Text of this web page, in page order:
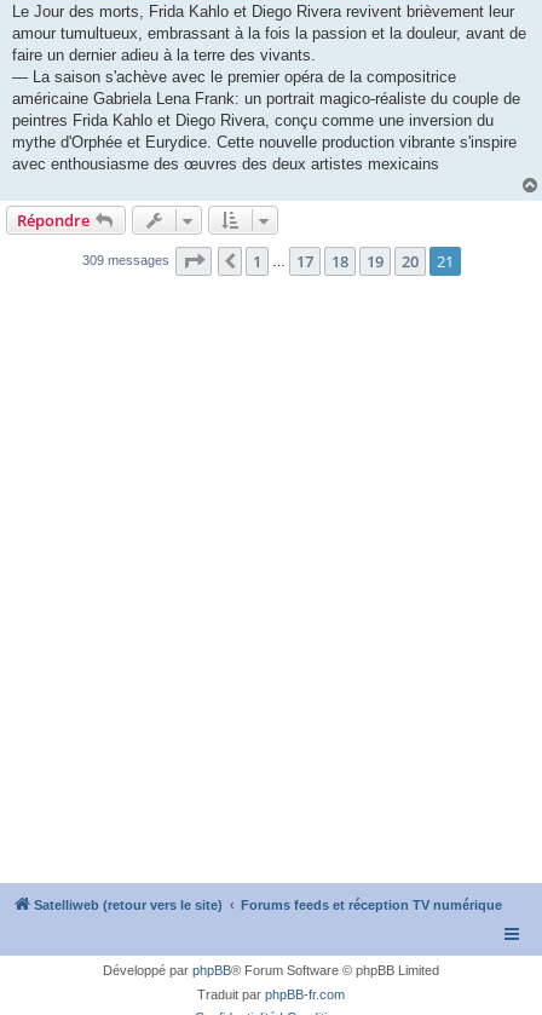
Le Jour des morts, Frida Kahlo et Diego Rivera revivent brièvement leur
amour tumultueux, embrassant à la fois la passion et la douleur, avant de
faire un dernier adieu à la terre des vivants.
— La saison s'achève avec le premier opéra de la compositrice
américaine Gabriela Lena Frank: un portrait magico-réaliste du couple de
peintres Frida Kahlo et Diego Rivera, conçu comme une inversion du
mythe d'Orphée et Eurydice. Cette nouvelle production vibrante s'inspire
avec enthousiasme des œuvres des deux artistes mexicains
Répondre
309 messages Page 21 sur 21
Précédente
1 17 18 19 20 21
Satelliweb (retour vers le site) Forums feeds et réception TV numérique
Développé par phpBB® Forum Software © phpBB Limited
Traduit par phpBB-fr.com